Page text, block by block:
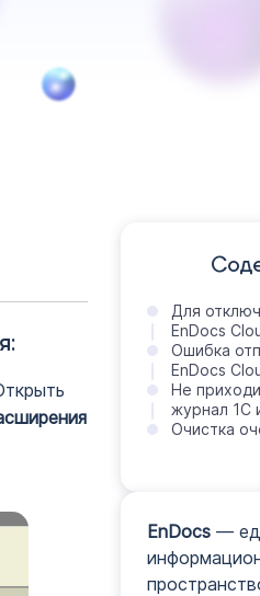
Для
EnDocs
Ошибка
EnDocs
Не
журнал 1C
Очистка
EnDocs—